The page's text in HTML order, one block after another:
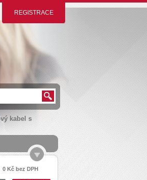
REGISTRACE
kabel s
0 Kč bez DPH